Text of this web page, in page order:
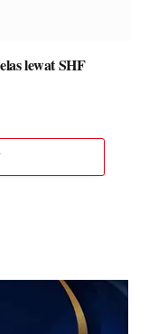
lewat SHF